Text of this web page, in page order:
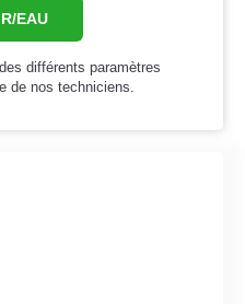
EAU
différents paramètres
de nos techniciens.